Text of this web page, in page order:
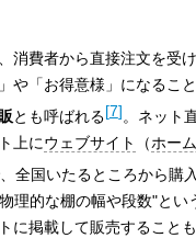
消費者から直接注文を受
や「お得意様」になるこ
とも呼ばれる[7]。ネット
上にウェブサイト （ホー
全国いたるところから購
理的な棚の幅や段数"と
に掲載して販売すること